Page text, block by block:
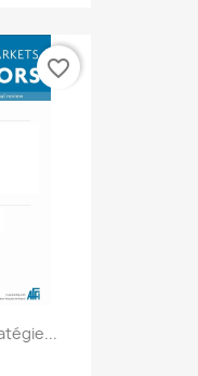
favorite_border